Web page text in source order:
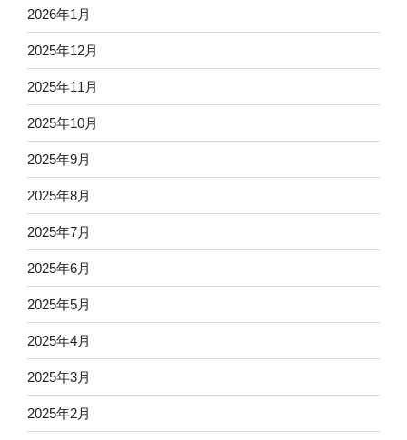
2026年1月
2025年12月
2025年11月
2025年10月
2025年9月
2025年8月
2025年7月
2025年6月
2025年5月
2025年4月
2025年3月
2025年2月